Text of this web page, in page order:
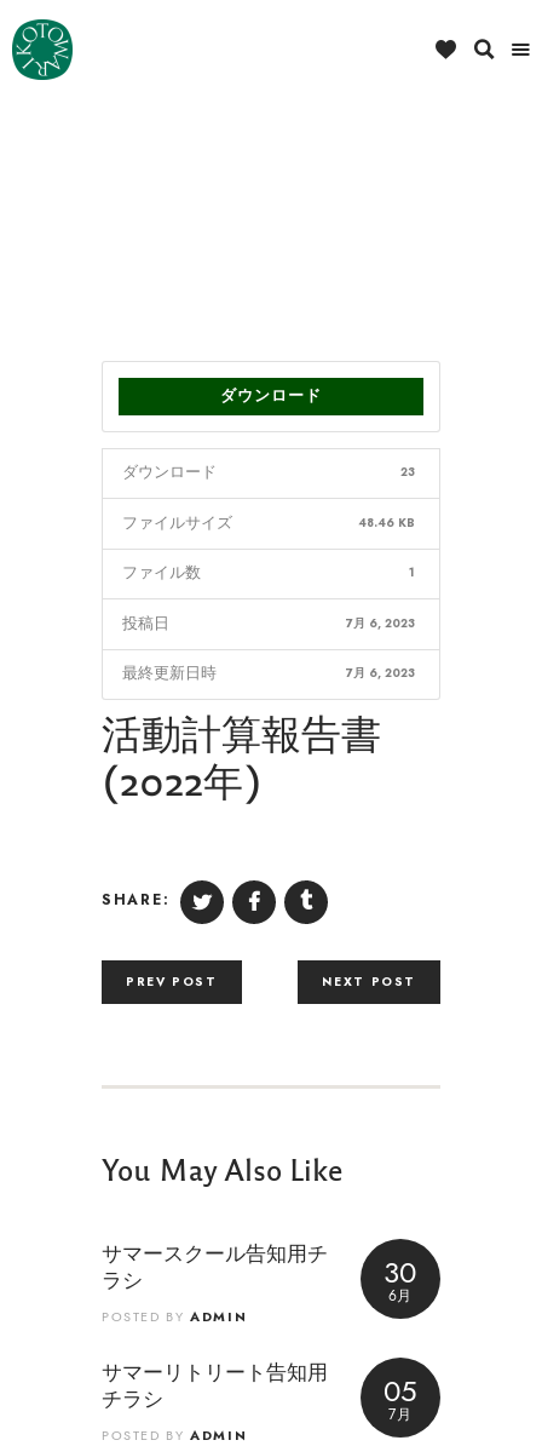
ダウンロード
ダウンロード 23
ファイルサイズ 48.46 KB
ファイル数 1
投稿日 7月 6, 2023
最終更新日時 7月 6, 2023
活動計算報告書
(2022年)
SHARE:
PREV POST NEXT POST
You May Also Like
30
6月
サマースクール告知用チ
ラシ
POSTED BYADMIN
05
7月
サマーリトリート告知用
チラシ
POSTED BYADMIN